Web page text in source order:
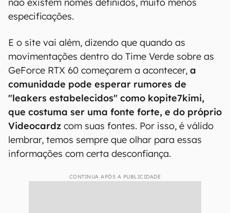
especificações.
E o site vai além, dizendo que quando as
movimentações dentro do Time Verde sobre as
GeForce RTX 60 começarem a acontecer, a
comunidade pode esperar rumores de
"leakers estabelecidos" como kopite7kimi,
que costuma ser uma fonte forte, e do próprio
Videocardz com suas fontes. Por isso, é válido
lembrar, temos sempre que olhar para essas
informações com certa desconfiança.
CONTINUA APÓS A PUBLICIDADE